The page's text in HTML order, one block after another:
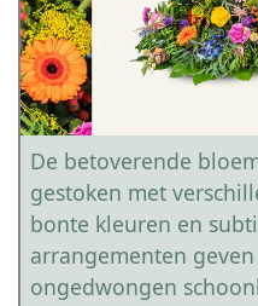
De betoverende
gestoken met
bonte kleuren en
arrangementen
ongedwongen